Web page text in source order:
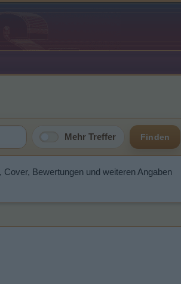
Mehr Treffer Finden
Bewertungen und weiteren Angaben